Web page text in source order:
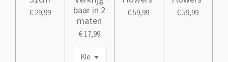
€ 29,99
baar in 2
maten
€ 17,99
€ 59,99 € 59,99